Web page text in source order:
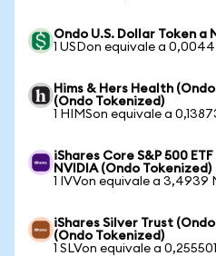
Ondo U.S. Dollar Token a
1 USDon equivale a
Hims & Hers Health
(Ondo Tokenized)
1 HIMSon equivale a
iShares Core S&P 500
NVIDIA (Ondo Tokenized)
1 IVVon equivale a 3,4939
iShares Silver Trust
(Ondo Tokenized)
1 SLVon equivale a